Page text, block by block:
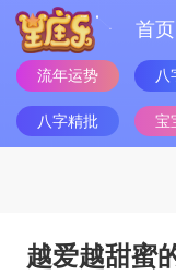
首页
流年运势 八
八字精批 宝
越爱越甜蜜